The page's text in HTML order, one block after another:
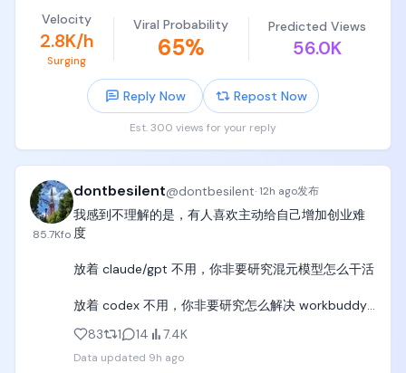
Velocity
2.8K/h
Surging
Viral Probability
65%
Predicted Views
56.0K
Reply Now Repost Now
Est. 300 views for your reply
85.7Kfo
dontbesilent@dontbesilent·12h ago发布
我感到不理解的是，有人喜欢主动给自己增加创业难
度
放着 claude/gpt 不用，你非要研究混元模型怎么干活
放着 codex 不用，你非要研究怎么解决 workbuddy
我感觉工作忙碌的创业者，应该是没有闲工夫做这个
83 1 14 7.4K
Data updated 9h ago